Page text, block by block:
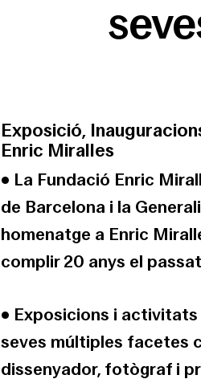
Exposició,
Enric Miralles
• La Fundació Enric
de Barcelona i la
homenatge a Enric
complir 20 anys el
• Exposicions i activitats
seves múltiples facetes
dissenyador, fotògraf i